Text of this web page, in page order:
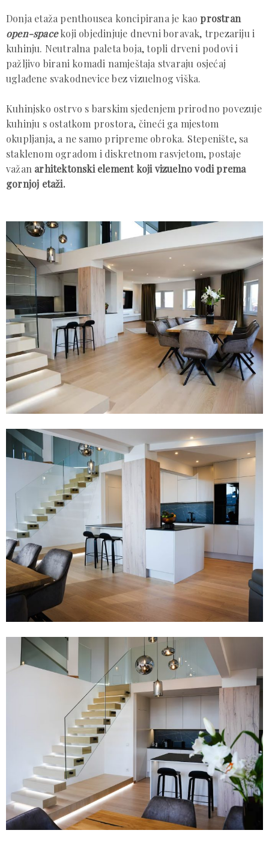
Donja etaža penthousea koncipirana je kaoprostran
open-space koji objedinjuje dnevni boravak, trpezariju i
kuhinju. Neutralna paleta boja, topli drveni podovi i
pažljivo birani komadi namještaja stvaraju osjećaj
uglađene svakodnevice bez vizuelnog viška.
Kuhinjsko ostrvo s barskim sjedenjem prirodno povezuje
kuhinju s ostatkom prostora, čineći ga mjestom
okupljanja, a ne samo pripreme obroka. Stepenište, sa
staklenom ogradom i diskretnom rasvjetom, postaje
važan arhitektonski element koji vizuelno vodi prema
gornjoj etaži.